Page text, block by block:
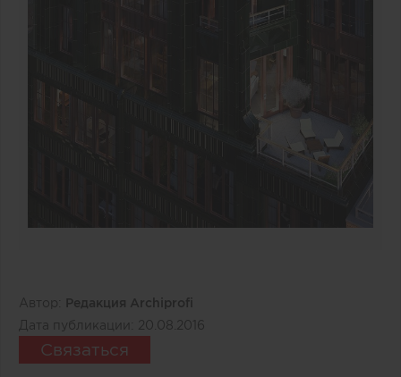
Автор:
Редакция Archiprofi
Дата публикации:
20.08.2016
Связаться